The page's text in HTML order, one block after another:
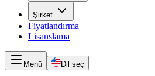
Şirket
Fiyatlandırma
Lisanslama
Menü Dil seç